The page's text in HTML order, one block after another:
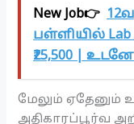
New Job👉
பள்ளியில்
₹25,500 |
மேலும் ஏதேனும்
அதிகாரப்பூர்வ